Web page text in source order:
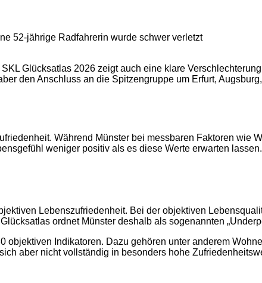
Glücksatlas 2026 zeigt auch eine klare
den Anschluss an die Spitzengruppe um Erfurt,
Während Münster bei messbaren Faktoren wie
weniger positiv als es diese Werte erwarten
Lebenszufriedenheit. Bei der objektiven
ordnet Münster deshalb als sogenannten
Indikatoren. Dazu gehören unter anderem
aber nicht vollständig in besonders hohe